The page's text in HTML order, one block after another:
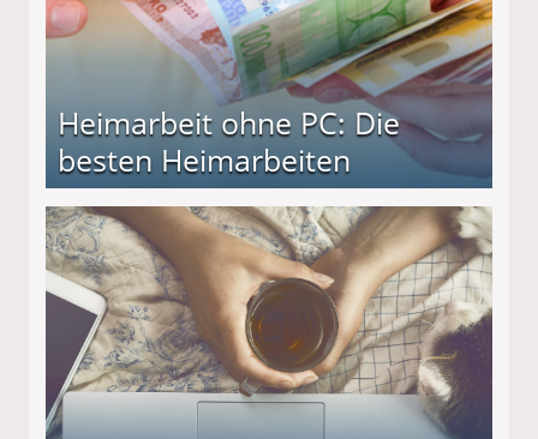
Heimarbeit ohne PC: Die
besten Heimarbeiten